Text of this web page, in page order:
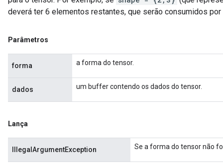
deverá ter 6 elementos restantes, que serão consumidos
Parâmetros
forma a forma do tensor.
dados um buffer contendo os dados do tensor.
Lança
IllegalArgumentException Se a forma do tensor não